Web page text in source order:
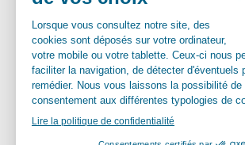
MA MAIRIE
Communes déléguées
Conseil Municipal
Vos démarches
Services municipaux
Urbanisme